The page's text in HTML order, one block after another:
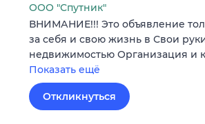
ООО "Спутник"
ВНИМАНИЕ!!! Это объявление
за себя и свою жизнь в Свои
недвижимостью Организация и
Показать ещё
Откликнуться